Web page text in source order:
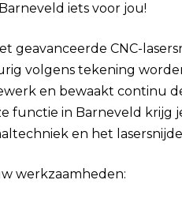
iets voor jou!
geavanceerde CNC-
volgens tekening
en bewaakt continu
functie in Barneveld krijg
en het
werkzaamheden: